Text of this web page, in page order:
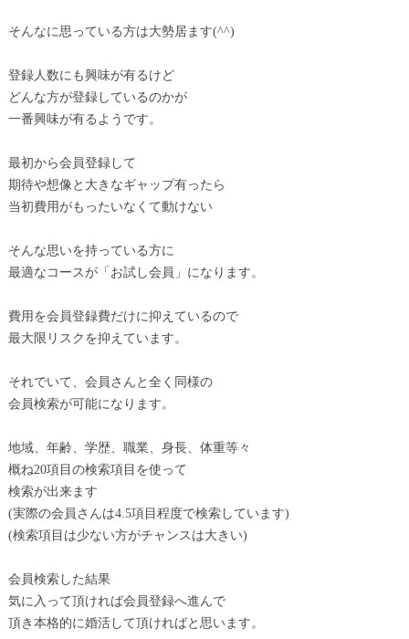
そんなに思っている方は大勢居ます(^^)
登録人数にも興味が有るけど
どんな方が登録しているのかが
一番興味が有るようです。
最初から会員登録して
期待や想像と大きなギャップ有ったら
当初費用がもったいなくて動けない
そんな思いを持っている方に
最適なコースが「お試し会員」になります。
費用を会員登録費だけに抑えているので
最大限リスクを抑えています。
それでいて、会員さんと全く同様の
会員検索が可能になります。
地域、年齢、学歴、職業、身長、体重等々
概ね20項目の検索項目を使って
検索が出来ます
(実際の会員さんは4.5項目程度で検索しています)
(検索項目は少ない方がチャンスは大きい)
会員検索した結果
気に入って頂ければ会員登録へ進んで
頂き本格的に婚活して頂ければと思います。